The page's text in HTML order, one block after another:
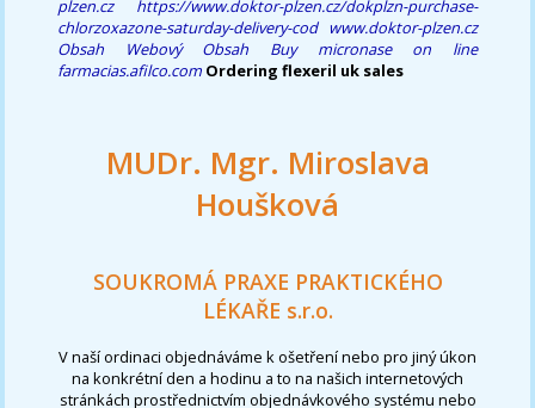
plzen.cz
https://www.doktor-plzen.cz/dokplzn-purchase-
chlorzoxazone-saturday-delivery-cod www.doktor-plzen.cz
Obsah
Webový Obsah
Buy micronase on line
farmacias.afilco.com Ordering flexeril uk sales
MUDr. Mgr. Miroslava
Houšková
SOUKROMÁ PRAXE PRAKTICKÉHO
LÉKAŘE s.r.o.
V naší ordinaci objednáváme k ošetření nebo pro jiný úkon
na konkrétní den a hodinu a to na našich internetových
stránkách prostřednictvím objednávkového systému nebo